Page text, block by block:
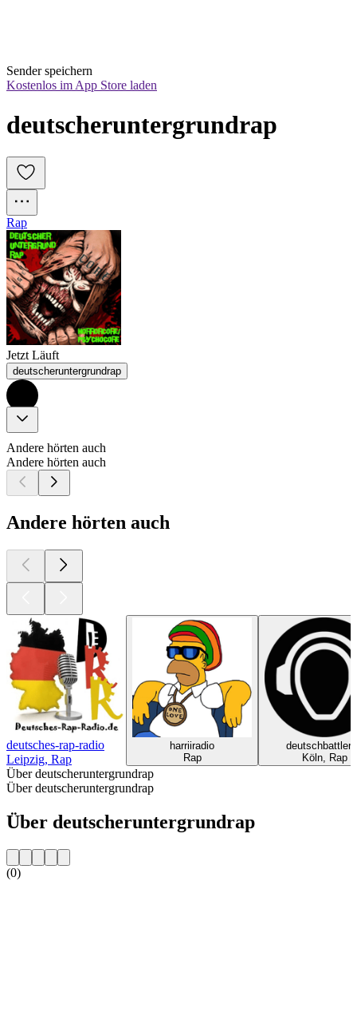
Sender speichern
Kostenlos im App Store laden
deutscheruntergrundrap
Rap
Jetzt Läuft
deutscheruntergrundrap
Andere hörten auch
Andere hörten auch
Andere hörten auch
deutsches-rap-radio
Leipzig, Rap
harriiradio
Rap
Köln, Rap
Über deutscheruntergrundrap
Über deutscheruntergrundrap
Über deutscheruntergrundrap
(0)